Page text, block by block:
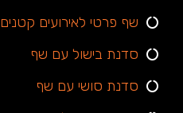
שף פרטי לאירועים קטנים
סדנת בישול עם שף
סדנת סושי עם שף